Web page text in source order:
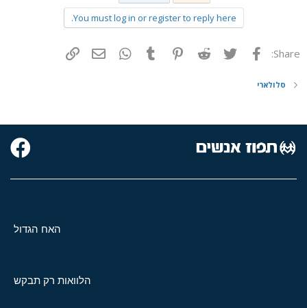
You must log in or register to reply here.
Share: פייסבוק Twitter
Reddit
Pinterest
Tumblr
WhatsAppדואר אלקטרוני
סלולארי
האח הגדול
הלוואות רק תבקש